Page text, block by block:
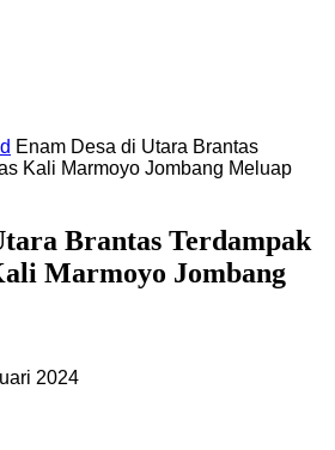
Enam Desa di Utara Brantas
Kali Marmoyo Jombang Meluap
Brantas Terdampak
Marmoyo Jombang
2024